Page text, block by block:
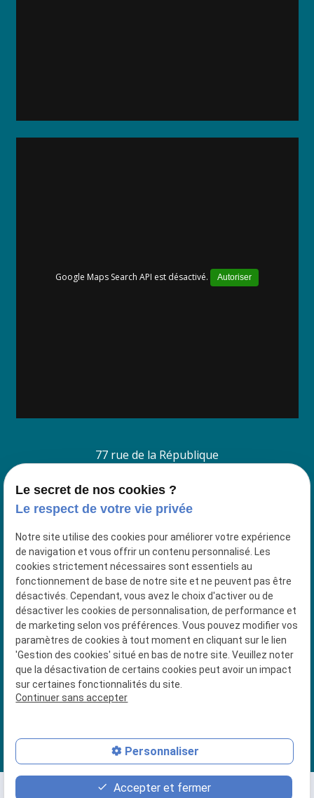
Google Maps Search API est désactivé. Autoriser
77 rue de la République
4 Place du Jeu de Paume
38200 VIENNE
04 74 56 92 91
Siret : 53018337500027
Plan du site
Mentions légales
Politique de confidentialité
Le secret de nos cookies ?
Le respect de votre vie privée
Notre site utilise des cookies pour améliorer votre expérience
de navigation et vous offrir un contenu personnalisé. Les
cookies strictement nécessaires sont essentiels au
fonctionnement de base de notre site et ne peuvent pas être
désactivés. Cependant, vous avez le choix d'activer ou de
désactiver les cookies de personnalisation, de performance et
de marketing selon vos préférences. Vous pouvez modifier vos
paramètres de cookies à tout moment en cliquant sur le lien
'Gestion des cookies' situé en bas de notre site. Veuillez noter
que la désactivation de certains cookies peut avoir un impact
sur certaines fonctionnalités du site.
Continuer sans accepter
Personnaliser
Accepter et fermer